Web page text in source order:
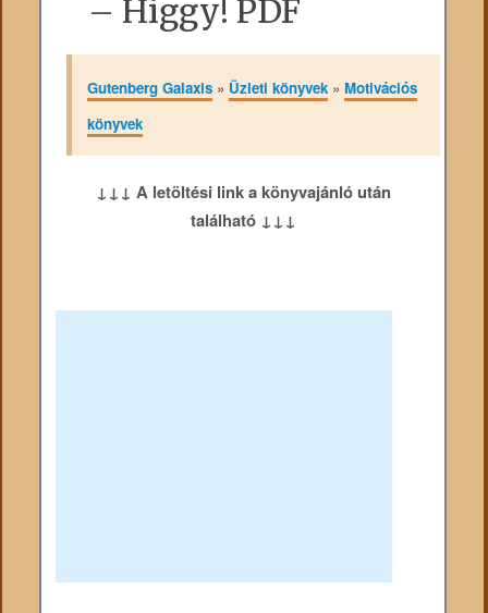
– Higgy! PDF
Gutenberg Galaxis» Üzleti könyvek» Motivációs
könyvek
↓↓↓ A letöltési link a könyvajánló után
található ↓↓↓